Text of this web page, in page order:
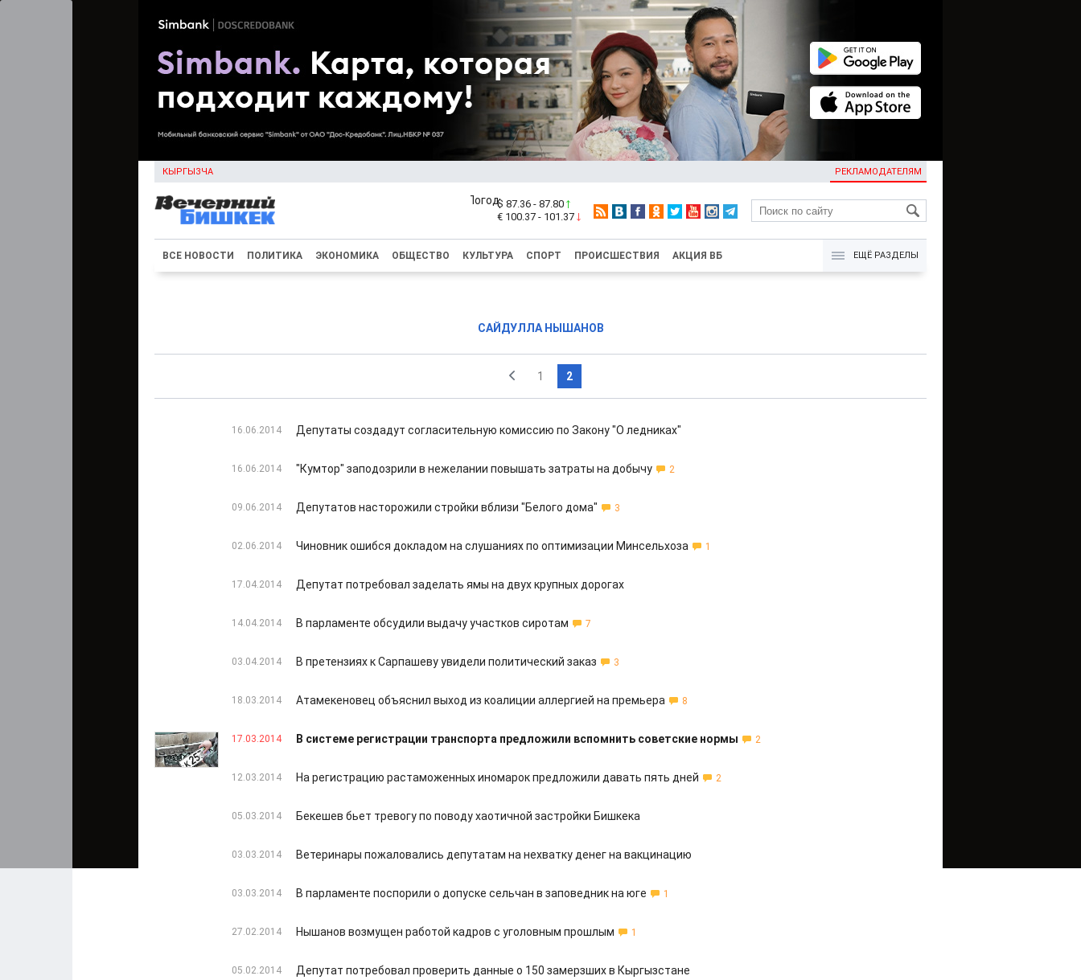
КЫРГЫЗЧА РЕКЛАМОДАТЕЛЯМ
KG
$ 87.36 - 87.80
€ 100.37 - 101.37
ВСЕ НОВОСТИ ПОЛИТИКА ЭКОНОМИКА ОБЩЕСТВО КУЛЬТУРА СПОРТ ПРОИСШЕСТВИЯ АКЦИЯ ВБ ЕЩЁ РАЗДЕЛЫ
САЙДУЛЛА НЫШАНОВ
1 2
16.06.2014 Депутаты создадут согласительную комиссию по Закону "О ледниках"
16.06.2014 "Кумтор" заподозрили в нежелании повышать затраты на добычу 2
09.06.2014 Депутатов насторожили стройки вблизи "Белого дома" 3
02.06.2014 Чиновник ошибся докладом на слушаниях по оптимизации Минсельхоза 1
17.04.2014 Депутат потребовал заделать ямы на двух крупных дорогах
14.04.2014 В парламенте обсудили выдачу участков сиротам 7
03.04.2014 В претензиях к Сарпашеву увидели политический заказ 3
18.03.2014 Атамекеновец объяснил выход из коалиции аллергией на премьера 8
17.03.2014 В системе регистрации транспорта предложили вспомнить советские нормы 2
12.03.2014 На регистрацию растаможенных иномарок предложили давать пять дней 2
05.03.2014 Бекешев бьет тревогу по поводу хаотичной застройки Бишкека
03.03.2014 Ветеринары пожаловались депутатам на нехватку денег на вакцинацию
03.03.2014 В парламенте поспорили о допуске сельчан в заповедник на юге 1
27.02.2014 Нышанов возмущен работой кадров с уголовным прошлым 1
05.02.2014 Депутат потребовал проверить данные о 150 замерзших в Кыргызстане